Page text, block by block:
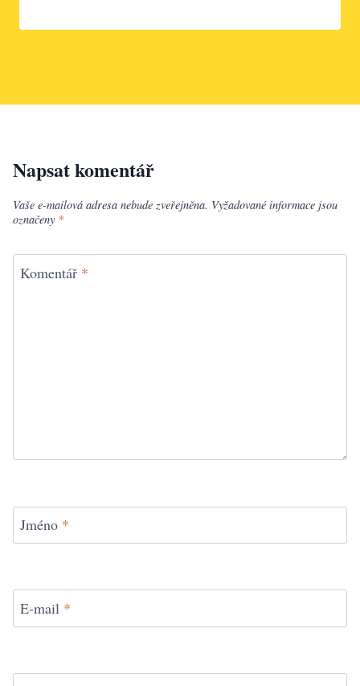
Napsat komentář
Vaše e-mailová adresa nebude zveřejněna. Vyžadované informace jsou
označeny *
Komentář *
Jméno *
E-mail *